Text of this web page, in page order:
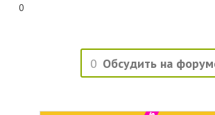
0
0 Обсудить на